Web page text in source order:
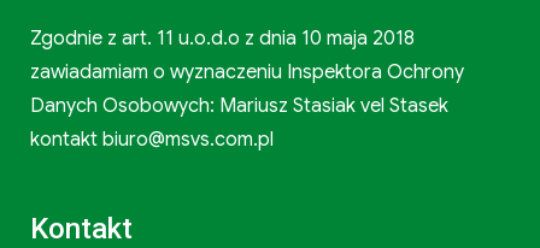
Zgodnie z art. 11 u.o.d.o z dnia 10 maja 2018
zawiadamiam o wyznaczeniu Inspektora Ochrony
Danych Osobowych: Mariusz Stasiak vel Stasek
kontakt biuro@msvs.com.pl
Kontakt